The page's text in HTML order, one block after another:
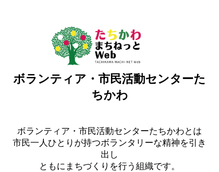
ボランティア・市民活動センターた
ちかわ
ボランティア・市民活動センターたちかわとは
市民一人ひとりが持つボランタリーな精神を引き
出し
ともにまちづくりを行う組織です。